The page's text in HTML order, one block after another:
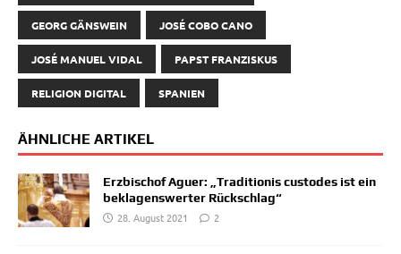
GEORG GÄNSWEIN JOSÉ COBO CANO
JOSÉ MANUEL VIDAL PAPST FRANZISKUS
RELIGION DIGITAL SPANIEN
ÄHNLICHE ARTIKEL
Erzbischof Aguer: „Traditionis custodes ist ein
beklagenswerter Rückschlag“
28. August 2021
2